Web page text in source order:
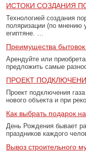
ИСТОКИ СОЗДАНИЯ
Технологией создания
поляризации (по
египтяне. …
Преимущества
Арендуйте или
предложить самые
ПРОЕКТ
Проект подключения
нового объекта и при
Как выбрать подарок
День Рождения бывает
праздников каждого
Вывоз строительного